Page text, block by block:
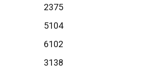
2375
5104
6102
3138